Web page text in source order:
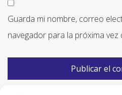
Guarda mi nombre, correo
navegador para la próxima vez